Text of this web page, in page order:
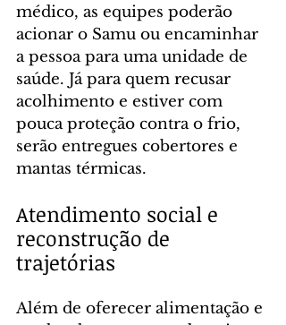
médico, as equipes poderão
acionar o Samu ou encaminhar
a pessoa para uma unidade de
saúde. Já para quem recusar
acolhimento e estiver com
pouca proteção contra o frio,
serão entregues cobertores e
mantas térmicas.
Atendimento social e
reconstrução de
trajetórias
Além de oferecer alimentação e